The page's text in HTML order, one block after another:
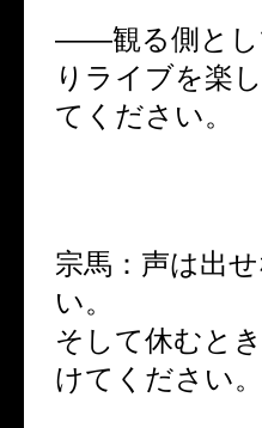
――観る側とし
りライブを楽
てください。
宗馬：声は出
い。
そして休むと
けてください。